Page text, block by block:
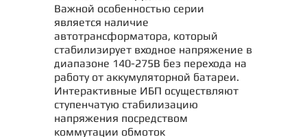
Важной особенностью серии
является наличие
автотрансформатора, который
стабилизирует входное напряжение в
диапазоне 140-275В без перехода на
работу от аккумуляторной батареи.
Интерактивные ИБП осуществляют
ступенчатую стабилизацию
напряжения посредством
коммутации обмоток